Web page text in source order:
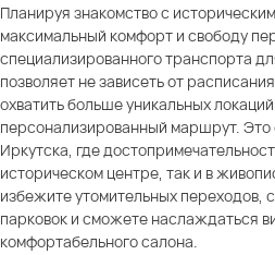
Планируя знакомство с
максимальный комфорт и свободу
специализированного транспорта
позволяет не зависеть от
охватить больше уникальных
персонализированный маршрут. Это
Иркутска, где
историческом центре, так и в
избежите утомительных переходов,
парковок и сможете наслаждаться
комфортабельного салона.